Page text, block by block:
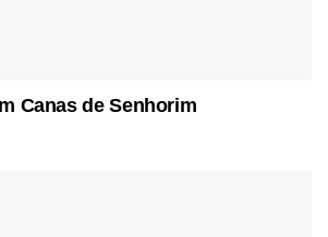
Canas de Senhorim